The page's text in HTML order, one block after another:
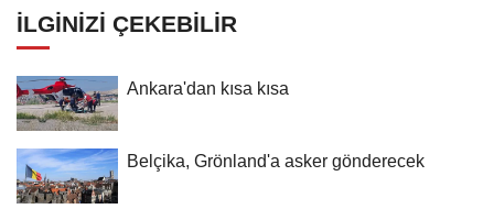
çalışmalarını yerinde inceledi
İLGINIZI ÇEKEBILIR
Ankara'dan kısa kısa
Belçika, Grönland'a asker gönderecek